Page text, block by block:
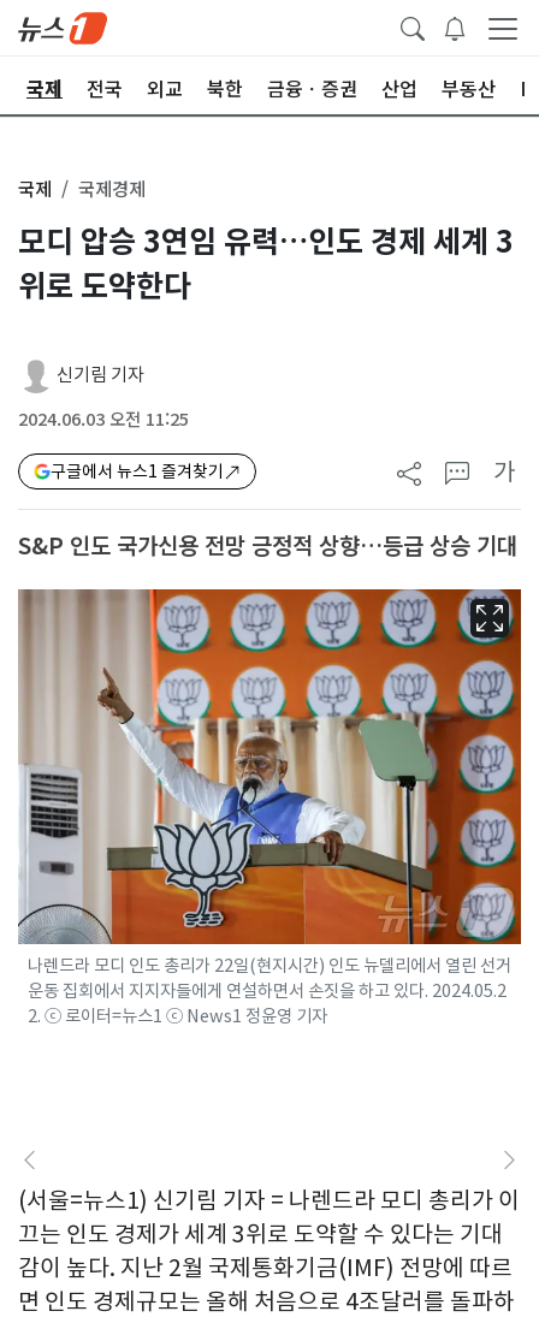
국제 전국 외교 북한 금융ㆍ증권 산업 부동산
국제 국제경제
모디 압승 3연임 유력…인도 경제 세계 3
위로 도약한다
신기림 기자
2024.06.03 오전 11:25
구글에서 뉴스1 즐겨찾기 가
S&P 인도 국가신용 전망 긍정적 상향…등급 상승 기대
나렌드라 모디 인도 총리가 22일(현지시간) 인도 뉴델리에서 열린 선거
운동 집회에서 지지자들에게 연설하면서 손짓을 하고 있다. 2024.05.2
2. ⓒ 로이터=뉴스1 ⓒ News1 정윤영 기자
(서울=뉴스1) 신기림 기자 = 나렌드라 모디 총리가 이
끄는 인도 경제가 세계 3위로 도약할 수 있다는 기대
감이 높다. 지난 2월 국제통화기금(IMF) 전망에 따르
면 인도 경제규모는 올해 처음으로 4조달러를 돌파하